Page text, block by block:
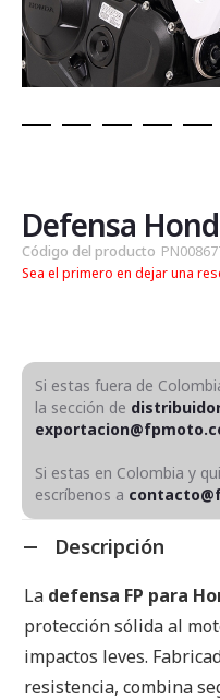
de
la
galería
de
Defensa
Código del producto
Sea el primero en dejar una
Si estas fuera de
la sección de
Si estas en Colombia y
escríbenos a
Descripción
La defensa FP para
protección sólida al
impactos leves.
resistencia, combina